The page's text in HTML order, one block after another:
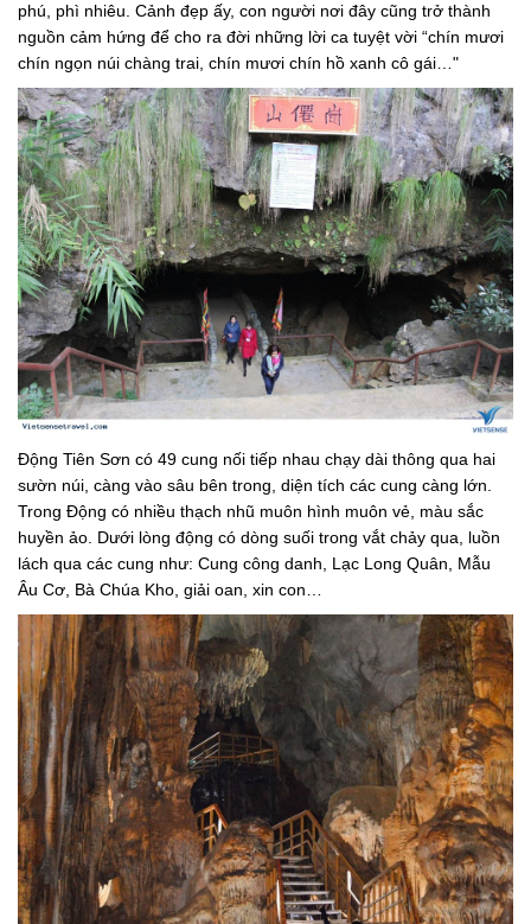
phú, phì nhiêu. Cảnh đẹp ấy, con người nơi đây cũng trở thành
nguồn cảm hứng để cho ra đời những lời ca tuyệt vời “chín mươi
chín ngọn núi chàng trai, chín mươi chín hồ xanh cô gái…"
Động Tiên Sơn có 49 cung nối tiếp nhau chạy dài thông qua hai
sườn núi, càng vào sâu bên trong, diện tích các cung càng lớn.
Trong Động có nhiều thạch nhũ muôn hình muôn vẻ, màu sắc
huyền ảo. Dưới lòng động có dòng suối trong vắt chảy qua, luồn
lách qua các cung như: Cung công danh, Lạc Long Quân, Mẫu
Âu Cơ, Bà Chúa Kho, giải oan, xin con…